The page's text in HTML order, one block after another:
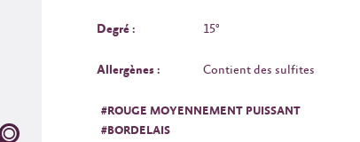
Degré : 15°
Allergènes : Contient des sulfites
#ROUGE MOYENNEMENT PUISSANT
#BORDELAIS